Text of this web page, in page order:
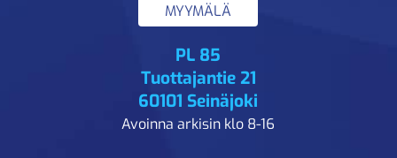
MYYMÄLÄ
PL 85
Tuottajantie 21
60101 Seinäjoki
Avoinna arkisin klo 8-16